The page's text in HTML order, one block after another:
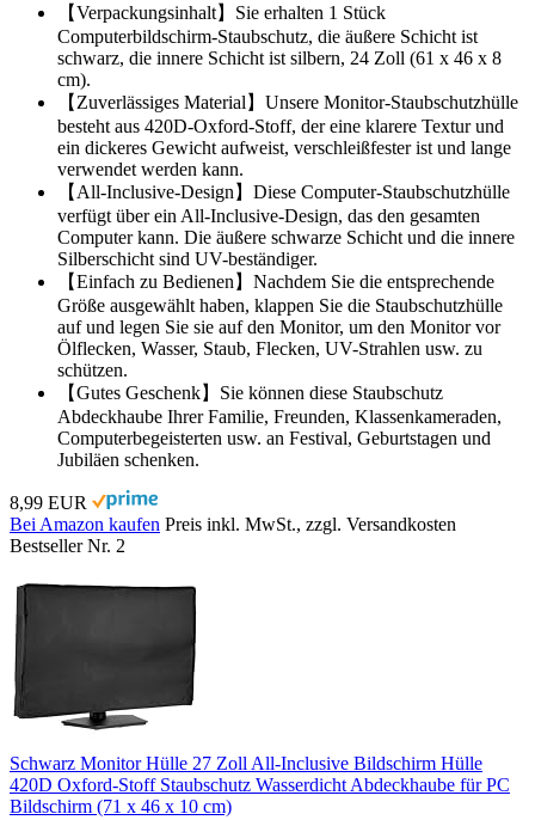
【Verpackungsinhalt】Sie erhalten 1 Stück
Computerbildschirm-Staubschutz, die äußere Schicht ist
schwarz, die innere Schicht ist silbern, 24 Zoll (61 x 46 x 8
cm).
【Zuverlässiges Material】Unsere Monitor-Staubschutzhülle
besteht aus 420D-Oxford-Stoff, der eine klarere Textur und
ein dickeres Gewicht aufweist, verschleißfester ist und lange
verwendet werden kann.
【All-Inclusive-Design】Diese Computer-Staubschutzhülle
verfügt über ein All-Inclusive-Design, das den gesamten
Computer kann. Die äußere schwarze Schicht und die innere
Silberschicht sind UV-beständiger.
【Einfach zu Bedienen】Nachdem Sie die entsprechende
Größe ausgewählt haben, klappen Sie die Staubschutzhülle
auf und legen Sie sie auf den Monitor, um den Monitor vor
Ölflecken, Wasser, Staub, Flecken, UV-Strahlen usw. zu
schützen.
【Gutes Geschenk】Sie können diese Staubschutz
Abdeckhaube Ihrer Familie, Freunden, Klassenkameraden,
Computerbegeisterten usw. an Festival, Geburtstagen und
Jubiläen schenken.
8,99 EUR
Bei Amazon kaufen Preis inkl. MwSt., zzgl. Versandkosten
Bestseller Nr. 2
Schwarz Monitor Hülle 27 Zoll All-Inclusive Bildschirm Hülle
420D Oxford-Stoff Staubschutz Wasserdicht Abdeckhaube für PC
Bildschirm (71 x 46 x 10 cm)